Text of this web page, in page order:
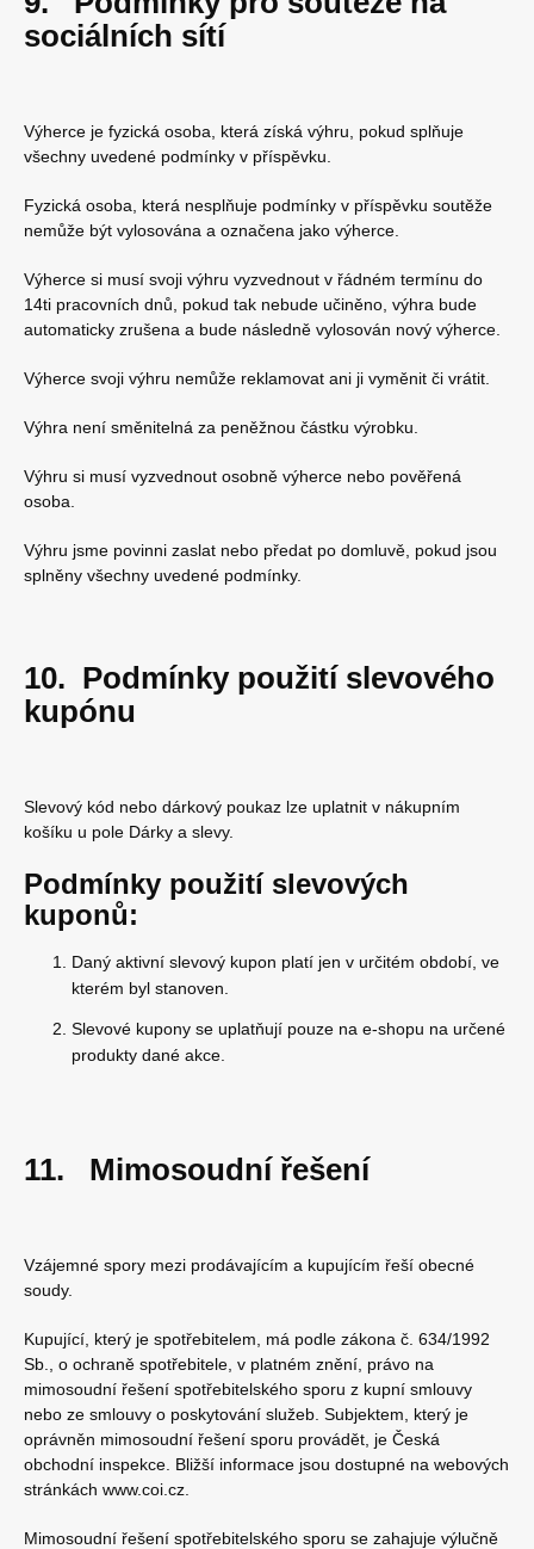
sociálních sítí
Výherce je fyzická osoba, která získá výhru, pokud splňuje
všechny uvedené podmínky v příspěvku.
Fyzická osoba, která nesplňuje podmínky v příspěvku soutěže
nemůže být vylosována a označena jako výherce.
Výherce si musí svoji výhru vyzvednout v řádném termínu do
14ti pracovních dnů, pokud tak nebude učiněno, výhra bude
automaticky zrušena a bude následně vylosován nový výherce.
Výherce svoji výhru nemůže reklamovat ani ji vyměnit či vrátit.
Výhra není směnitelná za peněžnou částku výrobku.
Výhru si musí vyzvednout osobně výherce nebo pověřená
osoba.
Výhru jsme povinni zaslat nebo předat po domluvě, pokud jsou
splněny všechny uvedené podmínky.
10. Podmínky použití slevového
kupónu
Slevový kód nebo dárkový poukaz lze uplatnit v nákupním
košíku u pole Dárky a slevy.
Podmínky použití slevových
kuponů:
Daný aktivní slevový kupon platí jen v určitém období, ve
kterém byl stanoven.
Slevové kupony se uplatňují pouze na e-shopu na určené
produkty dané akce.
11. Mimosoudní řešení
Vzájemné spory mezi prodávajícím a kupujícím řeší obecné
soudy.
Kupující, který je spotřebitelem, má podle zákona č. 634/1992
Sb., o ochraně spotřebitele, v platném znění, právo na
mimosoudní řešení spotřebitelského sporu z kupní smlouvy
nebo ze smlouvy o poskytování služeb. Subjektem, který je
oprávněn mimosoudní řešení sporu provádět, je Česká
obchodní inspekce. Bližší informace jsou dostupné na webových
stránkách www.coi.cz.
Mimosoudní řešení spotřebitelského sporu se zahajuje výlučně